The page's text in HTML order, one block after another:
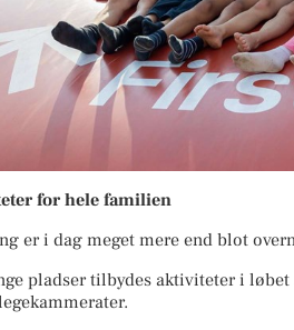
for hele familien
er i dag meget mere end blot
pladser tilbydes aktiviteter i